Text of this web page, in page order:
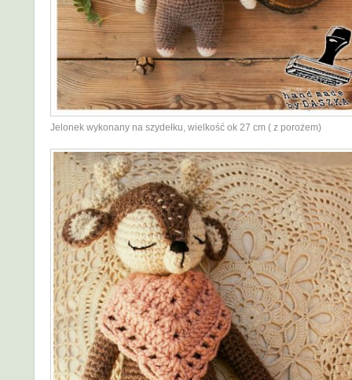
Jelonek wykonany na szydełku, wielkość ok 27 cm ( z porożem)